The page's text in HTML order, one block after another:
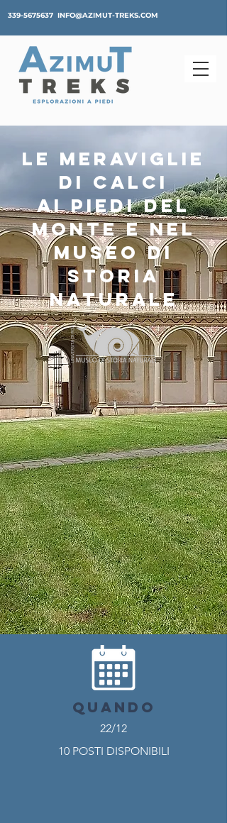
339-5675637 INFO@AZIMUT-TREKS.COM
QUANDO
22/12
10 POSTI DISPONIBILI
LE MERAVIGLIE
DI CALCI
AI PIEDI DEL
MONTE E NEL
MUSEO DI
STORIA
NATURALE